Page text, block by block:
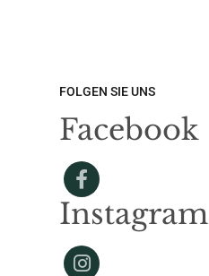
FOLGEN SIE UNS
Facebook
Instagram